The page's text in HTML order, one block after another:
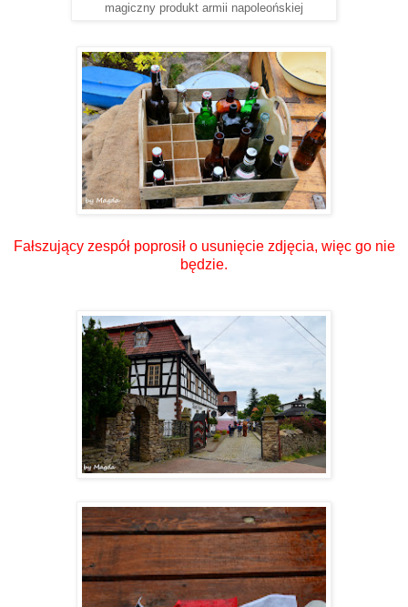
magiczny produkt armii napoleońskiej
Fałszujący zespół poprosił o usunięcie zdjęcia, więc go nie
będzie.